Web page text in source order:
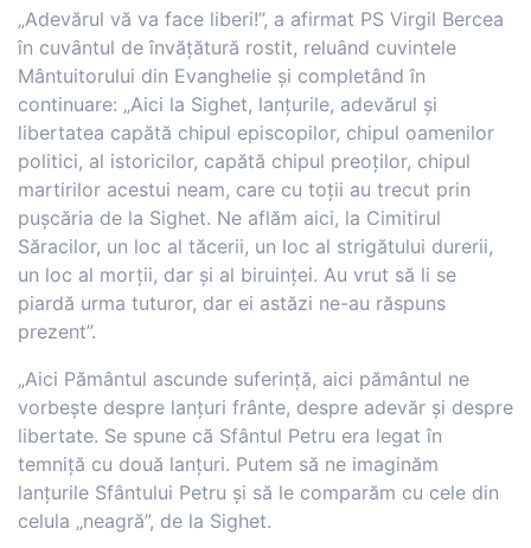
„Adevărul vă va face liberi!”, a afirmat PS Virgil Bercea
în cuvântul de învățătură rostit, reluând cuvintele
Mântuitorului din Evanghelie și completând în
continuare: „Aici la Sighet, lanțurile, adevărul și
libertatea capătă chipul episcopilor, chipul oamenilor
politici, al istoricilor, capătă chipul preoților, chipul
martirilor acestui neam, care cu toții au trecut prin
pușcăria de la Sighet. Ne aflăm aici, la Cimitirul
Săracilor, un loc al tăcerii, un loc al strigătului durerii,
un loc al morții, dar și al biruinței. Au vrut să li se
piardă urma tuturor, dar ei astăzi ne-au răspuns
prezent”.
„Aici Pământul ascunde suferință, aici pământul ne
vorbește despre lanțuri frânte, despre adevăr și despre
libertate. Se spune că Sfântul Petru era legat în
temniță cu două lanțuri. Putem să ne imaginăm
lanțurile Sfântului Petru și să le comparăm cu cele din
celula „neagră”, de la Sighet.